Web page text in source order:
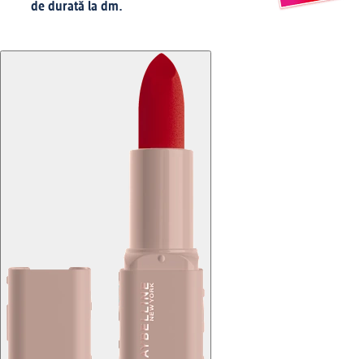
de durată la dm.